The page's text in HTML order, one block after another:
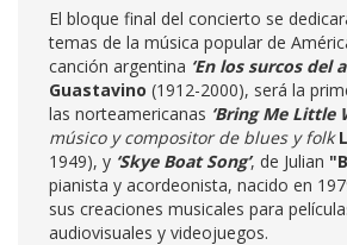
El bloque final del concierto se
temas de la música popular de
canción argentina ‘En los surcos del
Guastavino (1912-2000), será la
las norteamericanas ‘Bring Me Little
músico y compositor de blues y folk
1949), y ‘Skye Boat Song’, de Julian
pianista y acordeonista, nacido en
sus creaciones musicales para
audiovisuales y videojuegos.